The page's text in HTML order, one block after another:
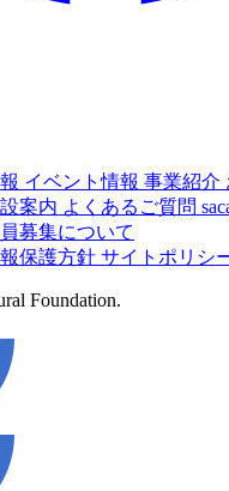
イベント情報 事業紹介
案内 よくあるご質問
募集について
保護方針 サイトポリシ
Foundation.